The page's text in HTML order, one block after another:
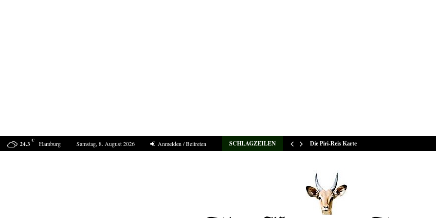
24.3 C Hamburg Samstag, 8. August 2026 Anmelden / Beitreten SCHLAGZEILEN
Mordfall Weimar- 40 Jahre und kein Ende Die Piri-Reis Karte